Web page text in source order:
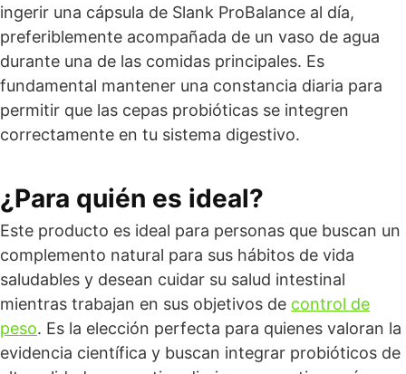
ingerir una cápsula de Slank ProBalance al día,
preferiblemente acompañada de un vaso de agua
durante una de las comidas principales. Es
fundamental mantener una constancia diaria para
permitir que las cepas probióticas se integren
correctamente en tu sistema digestivo.
¿Para quién es ideal?
Este producto es ideal para personas que buscan un
complemento natural para sus hábitos de vida
saludables y desean cuidar su salud intestinal
mientras trabajan en sus objetivos de control de
peso. Es la elección perfecta para quienes valoran la
evidencia científica y buscan integrar probióticos de